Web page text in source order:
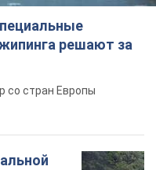
решают за
со стран Европы